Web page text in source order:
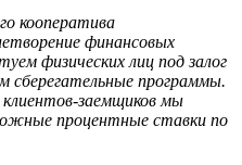
кооператива
финансовых
физических лиц под залог
сберегательные программы.
заемщиков мы
процентные ставки по